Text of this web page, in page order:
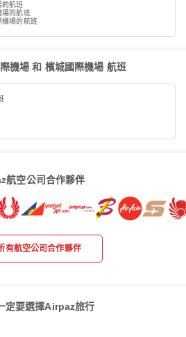
的航班
場的航班
機場的航班
機場 和 檳城國際機場 航班
航空公司合作夥伴
有航空公司合作夥伴
定要選擇Airpaz旅行